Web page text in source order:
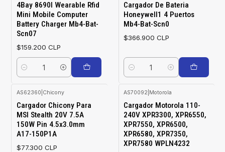
4Bay 8690I Wearable Rfid
Mini Mobile Computer
Battery Charger Mb4-Bat-
Scn07
$159.200 CLP
Cantidad
Cargador De Bateria
Honeywell1 4 Puertos
Mb4-Bat-Scn0
$366.900 CLP
Cantidad
AS62360 Chicony
Cargador Chicony Para
MSI Stealth 20V 7.5A
150W Pin 4.5x3.0mm
A17-150P1A
$77.300 CLP
AS70092 Motorola
Cargador Motorola 110-
240V XPR3300, XPR6550,
XPR7550, XPR6500,
XPR6580, XPR7350,
XPR7580 WPLN4232